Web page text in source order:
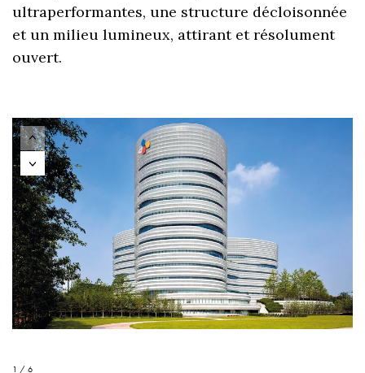
ultraperformantes, une structure décloisonnée
et un milieu lumineux, attirant et résolument
ouvert.
1 / 6